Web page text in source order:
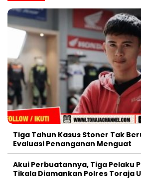
Tiga Tahun Kasus Stoner Tak
Evaluasi Penanganan Menguat
Akui Perbuatannya, Tiga Pelaku
Tikala Diamankan Polres Toraja